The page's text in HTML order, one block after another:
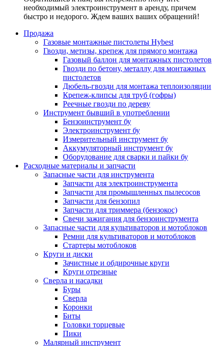
необходимый электроинструмент в аренду, причем
быстро и недорого. Ждем ваших ваших обращений!
Продажа
Газовые монтажные пистолеты Hybest
Гвозди, метизы, крепеж для прямого монтажа
Газовый баллон для монтажных пистолетов
Гвозди по бетону, металлу для монтажных
пистолетов
Дюбель-гвозди для монтажа теплоизоляции
Крепеж-клипсы для труб (гофры)
Реечные гвозди по дереву
Инструмент бывший в употреблении
Бензоинструмент бу
Электроинструмент бу
Измерительный инструмент бу
Аккумуляторный инструмент бу
Оборудование для сварки и пайки бу
Расходные материалы и запчасти
Запасные части для инструмента
Запчасти для электроинструмента
Запчасти для промышленных пылесосов
Запчасти для бензопил
Запчасти для триммера (бензокос)
Свечи зажигания для бензоинструмента
Запасные части для культиваторов и мотоблоков
Ремни для культиваторов и мотоблоков
Стартеры мотоблоков
Круги и диски
Зачистные и обдирочные круги
Круги отрезные
Сверла и насадки
Буры
Сверла
Коронки
Биты
Головки торцевые
Пики
Малярный инструмент